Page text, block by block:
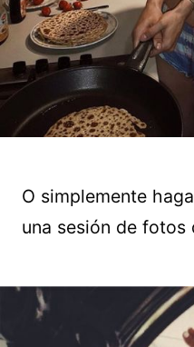
O simplemente
una sesión de fotos